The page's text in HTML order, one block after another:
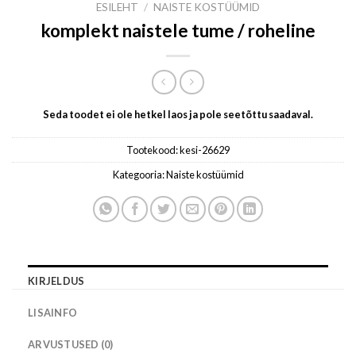
ESILEHT / NAISTE KOSTÜÜMID
komplekt naistele tume / roheline
Seda toodet ei ole hetkel laos ja pole seetõttu saadaval.
Tootekood:kesi-26629
Kategooria:Naiste kostüümid
KIRJELDUS
LISAINFO
ARVUSTUSED (0)